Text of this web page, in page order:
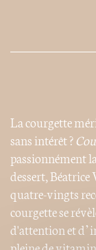
La courgette
sans intérêt ?
passionnément
dessert,
quatre-vingts
courgette se
d'attention et